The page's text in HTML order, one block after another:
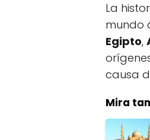
La
mundo
Egipto,
causa
Mira